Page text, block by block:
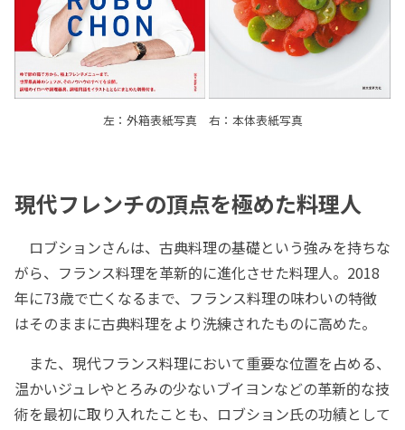
左：外箱表紙写真 右：本体表紙写真
現代フレンチの頂点を極めた料理人
ロブションさんは、古典料理の基礎という強みを持ちな
がら、フランス料理を革新的に進化させた料理人。2018
年に73歳で亡くなるまで、フランス料理の味わいの特徴
はそのままに古典料理をより洗練されたものに高めた。
また、現代フランス料理において重要な位置を占める、
温かいジュレやとろみの少ないブイヨンなどの革新的な技
術を最初に取り入れたことも、ロブション氏の功績として